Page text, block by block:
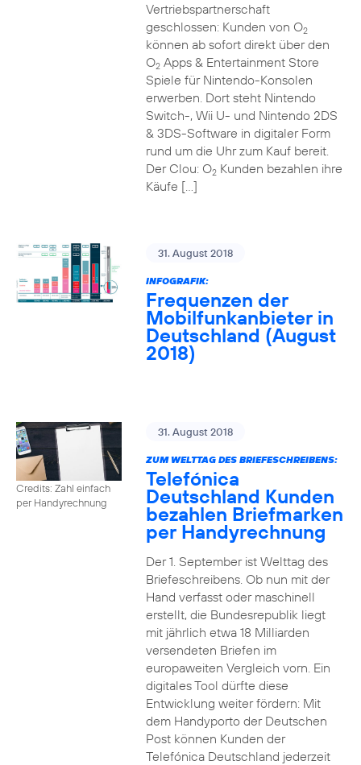
Vertriebspartnerschaft
geschlossen: Kunden von O2
können ab sofort direkt über den
O2Apps & Entertainment Store
Spiele für Nintendo-Konsolen
erwerben. Dort steht Nintendo
Switch-, Wii U- und Nintendo 2DS
& 3DS-Software in digitaler Form
rund um die Uhr zum Kauf bereit.
Der Clou: O2Kunden bezahlen ihre
Käufe […]
31. August 2018
INFOGRAFIK:
Frequenzen der
Mobilfunkanbieter in
Deutschland (August
2018)
Credits: Zahl einfach
per Handyrechnung
31. August 2018
ZUM WELTTAG DES BRIEFESCHREIBENS:
Telefónica
Deutschland Kunden
bezahlen Briefmarken
per Handyrechnung
Der 1. September ist Welttag des
Briefeschreibens. Ob nun mit der
Hand verfasst oder maschinell
erstellt, die Bundesrepublik liegt
mit jährlich etwa 18 Milliarden
versendeten Briefen im
europaweiten Vergleich vorn. Ein
digitales Tool dürfte diese
Entwicklung weiter fördern: Mit
dem Handyporto der Deutschen
Post können Kunden der
Telefónica Deutschland jederzeit